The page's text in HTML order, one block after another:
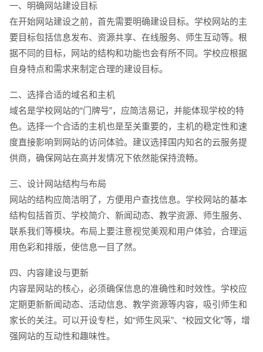
一、明确网站建设目标
在开始网站建设之前，首先需要明确建设目标。学校网站的主
要目标包括信息发布、资源共享、在线服务、师生互动等。根
据不同的目标，网站的结构和功能也会有所不同。学校应根据
自身特点和需求来制定合理的建设目标。
二、选择合适的域名和主机
域名是学校网站的“门牌号”，应简洁易记，并能体现学校的特
色。选择一个合适的主机也是至关重要的，主机的稳定性和速
度直接影响到网站的访问体验。建议选择国内知名的云服务提
供商，确保网站在高并发情况下依然能保持流畅。
三、设计网站结构与布局
网站的结构应简洁明了，方便用户查找信息。学校网站的基本
结构包括首页、学校简介、新闻动态、教学资源、师生服务、
联系我们等模块。布局上要注意视觉美观和用户体验，合理运
用色彩和排版，使信息一目了然。
四、内容建设与更新
内容是网站的核心，必须确保信息的准确性和时效性。学校应
定期更新新闻动态、活动信息、教学资源等内容，吸引师生和
家长的关注。可以开设专栏，如“师生风采”、“校园文化”等，增
强网站的互动性和趣味性。